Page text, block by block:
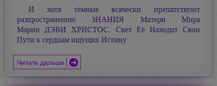
И хотя тёмные всячески препятствуют
разпространению ЗНАНИЯ Матери Мира
Марии ДЭВИ ХРИСТОС, Свет Её Находит Свои
Пути к сердцам ищущих Истину.
Читать дальше